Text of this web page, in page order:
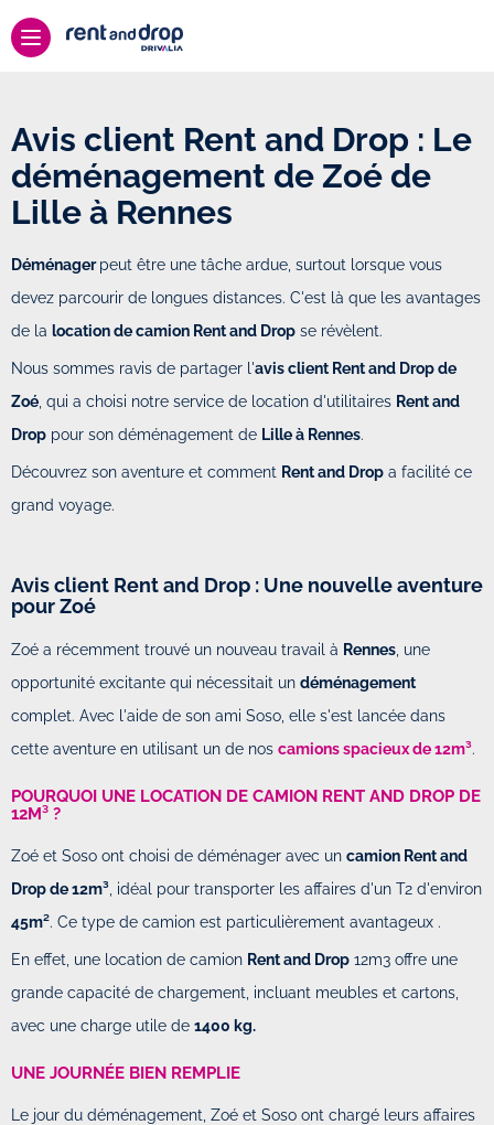
Avis client Rent and Drop : Le
déménagement de Zoé de
Lille à Rennes
Déménagerpeut être une tâche ardue, surtout lorsque vous
devez parcourir de longues distances. C'est là que les avantages
de la location de camion Rent and Drop se révèlent.
Nous sommes ravis de partager l'avis client Rent and Drop de
Zoé , qui a choisi notre service de location d'utilitaires Rent and
Drop pour son déménagement de Lille à Rennes.
Découvrez son aventure et comment Rent and Drop a facilité ce
grand voyage.
Avis client Rent and Drop : Une nouvelle aventure
pour Zoé
Zoé a récemment trouvé un nouveau travail à Rennes , une
opportunité excitante qui nécessitait un déménagement
complet. Avec l'aide de son ami Soso, elle s'est lancée dans
cette aventure en utilisant un de nos camions spacieux de 12m³.
POURQUOI UNE LOCATION DE CAMION RENT AND DROP DE
12M³ ?
Zoé et Soso ont choisi de déménager avec un camion Rent and
Drop de 12m³ , idéal pour transporter les affaires d'un T2 d'environ
45m². Ce type de camion est particulièrement avantageux .
En effet, une location de camion Rent and Drop 12m3 offre une
grande capacité de chargement, incluant meubles et cartons,
avec une charge utile de 1400 kg.
UNE JOURNÉE BIEN REMPLIE
Le jour du déménagement, Zoé et Soso ont chargé leurs affaires